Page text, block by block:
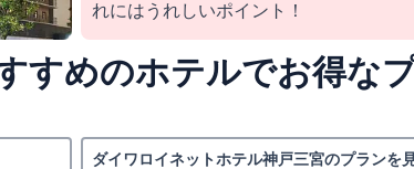
れにはうれしいポイント！
すめのホテルでお得な
ダイワロイネットホテル神戸三宮のプランを